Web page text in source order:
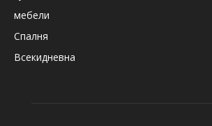
мебели
Спалня
Всекидневна